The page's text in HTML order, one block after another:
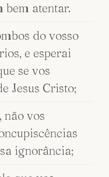
bem atentar.
do vosso
e esperai
se vos
Jesus Cristo;
não vos
ignorância;